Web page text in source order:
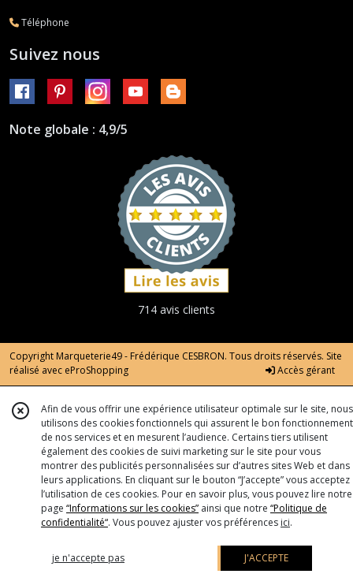
Téléphone
Suivez nous
Note globale : 4,9/5
714 avis clients
Copyright Marqueterie49 - Frédérique CESBRON. Tous droits réservés. Site
réalisé avec eProShopping Accès gérant
Afin de vous offrir une expérience utilisateur optimale sur le site, nous
utilisons des cookies fonctionnels qui assurent le bon fonctionnement
de nos services et en mesurent l’audience. Certains tiers utilisent
également des cookies de suivi marketing sur le site pour vous
montrer des publicités personnalisées sur d’autres sites Web et dans
leurs applications. En cliquant sur le bouton “J’accepte” vous acceptez
l’utilisation de ces cookies. Pour en savoir plus, vous pouvez lire notre
page “Informations sur les cookies” ainsi que notre “Politique de
confidentialité“. Vous pouvez ajuster vos préférences ici.
je n'accepte pas J'ACCEPTE